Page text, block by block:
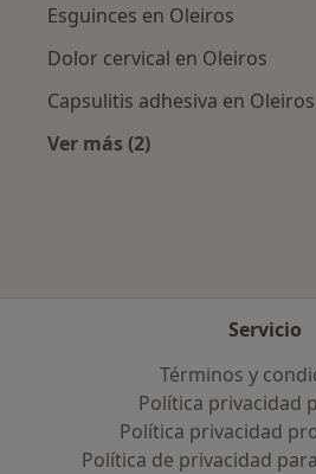
Esguinces en Oleiros
Dolor cervical en Oleiros
Capsulitis adhesiva en Oleiros
Ver más (2)
Servicio
Términos y
Política privacidad
Política privacidad
Política de privacidad